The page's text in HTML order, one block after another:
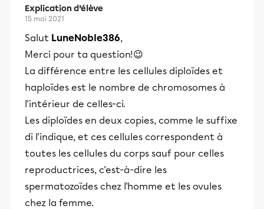
Explication d’élève
15 mai 2021
Salut LuneNoble386,
Merci pour ta question!😉
La différence entre les cellules diploïdes et
haploïdes est le nombre de chromosomes à
l'intérieur de celles-ci.
Les diploïdes en deux copies, comme le suffixe
di l'indique, et ces cellules correspondent à
toutes les cellules du corps sauf pour celles
reproductrices, c'est-à-dire les
spermatozoïdes chez l'homme et les ovules
chez la femme.